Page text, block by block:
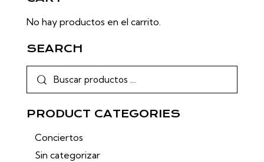
No hay productos en el carrito.
SEARCH
PRODUCT CATEGORIES
Conciertos
Sin categorizar